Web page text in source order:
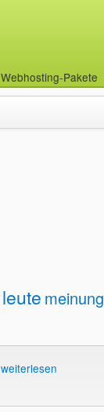
Webhosting-Pakete
leute meinung
weiterlesen